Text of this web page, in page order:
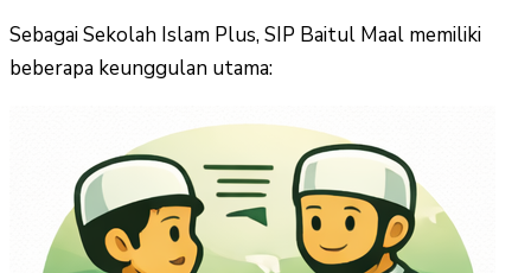
Sebagai Sekolah Islam Plus, SIP Baitul Maal memiliki
beberapa keunggulan utama: